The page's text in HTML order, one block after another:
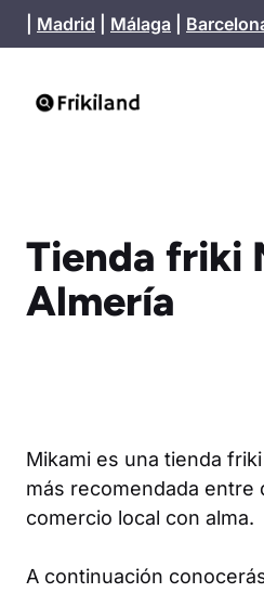
Saltar
al
Madrid Málaga
Tienda friki
Almería
Mikami es una tienda
más recomendada entre
comercio local con alma.
A continuación